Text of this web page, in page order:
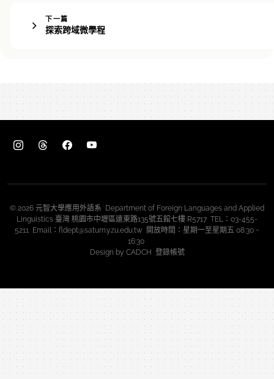
下一篇
探索跨域微學程
© 2026 元智大學應用外語系 Department of Foreign Languages and Applied
Linguistics 臺灣 桃園市中壢區遠東路135號五館七樓 R5717 TEL：03-455-
5211 Email：fldept@saturn.yzu.edu.tw 開放時間：星期一至星期五 08:30 ~
16:30
Design by CADCH 登錄帳號